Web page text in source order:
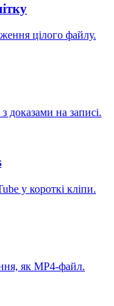
цілого файлу.
доказами на записі.
у короткі кліпи.
як MP4-файл.